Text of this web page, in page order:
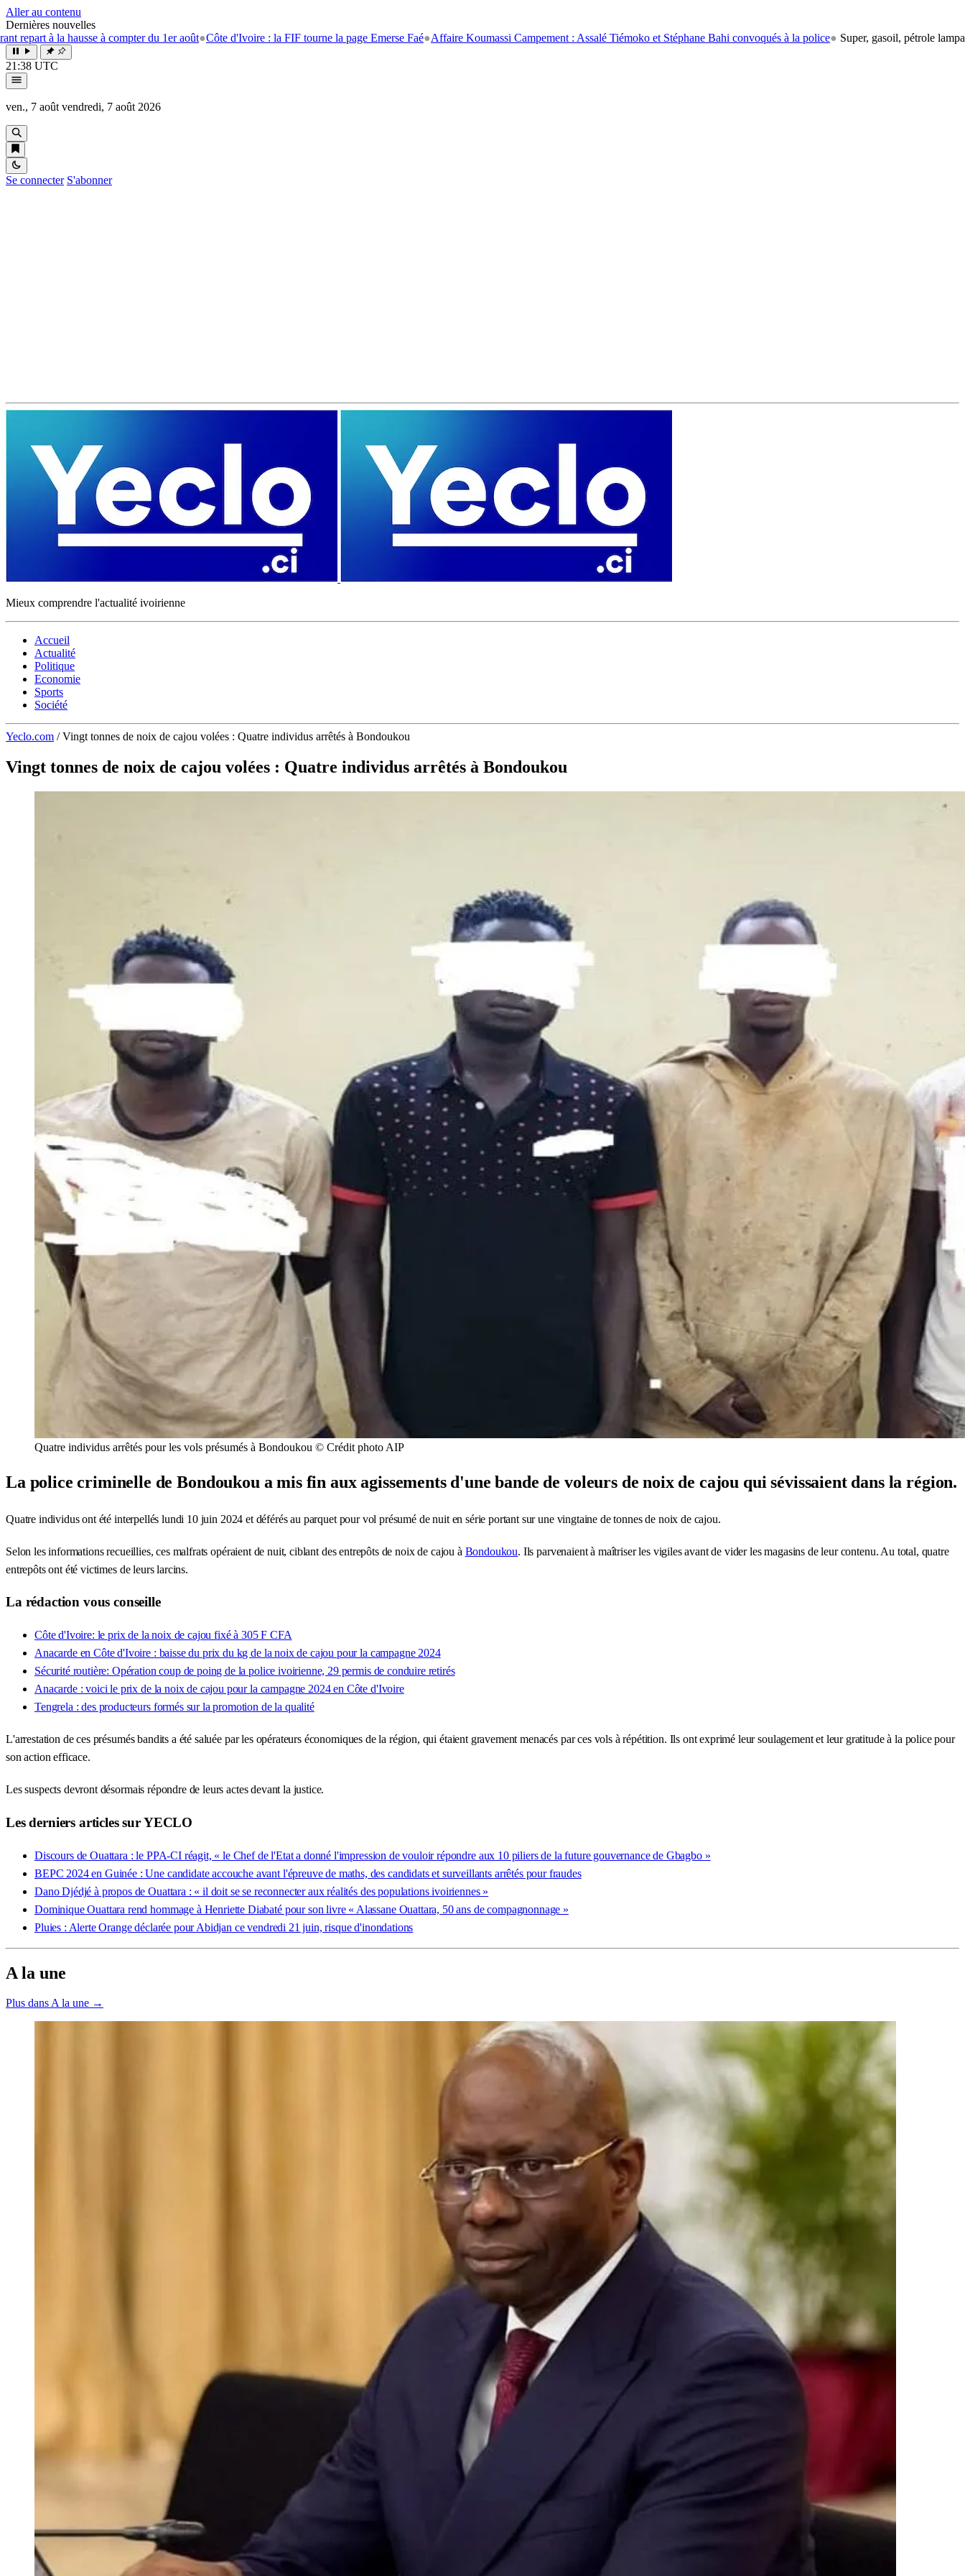
Aller au contenu
Dernières nouvelles
la hausse à compter du 1er août●Côte d'Ivoire : la FIF tourne la page Emerse Faé●Affaire Koumassi Campement : Assalé Tiémoko et Stéphane Bahi convoqués à la police● Super, gasoil, pétrole lampant: le
21:38 UTC
ven., 7 août vendredi, 7 août 2026
Se connecter S'abonner
Mieux comprendre l'actualité ivoirienne
Accueil
Actualité
Politique
Economie
Sports
Société
Yeclo.com / Vingt tonnes de noix de cajou volées : Quatre individus arrêtés à Bondoukou
Vingt tonnes de noix de cajou volées : Quatre individus arrêtés à Bondoukou
Quatre individus arrêtés pour les vols présumés à Bondoukou © Crédit photo AIP
La police criminelle de Bondoukou a mis fin aux agissements d'une bande de voleurs de noix de cajou qui sévissaient dans la région.
Quatre individus ont été interpellés lundi 10 juin 2024 et déférés au parquet pour vol présumé de nuit en série portant sur une vingtaine de tonnes de noix de cajou.
Selon les informations recueillies, ces malfrats opéraient de nuit, ciblant des entrepôts de noix de cajou à Bondoukou. Ils parvenaient à maîtriser les vigiles avant de vider les magasins de leur contenu. Au total, quatre
entrepôts ont été victimes de leurs larcins.
La rédaction vous conseille
Côte d'Ivoire: le prix de la noix de cajou fixé à 305 F CFA
Anacarde en Côte d'Ivoire : baisse du prix du kg de la noix de cajou pour la campagne 2024
Sécurité routière: Opération coup de poing de la police ivoirienne, 29 permis de conduire retirés
Anacarde : voici le prix de la noix de cajou pour la campagne 2024 en Côte d'Ivoire
Tengrela : des producteurs formés sur la promotion de la qualité
L'arrestation de ces présumés bandits a été saluée par les opérateurs économiques de la région, qui étaient gravement menacés par ces vols à répétition. Ils ont exprimé leur soulagement et leur gratitude à la police pour
son action efficace.
Les suspects devront désormais répondre de leurs actes devant la justice.
Les derniers articles sur YECLO
Discours de Ouattara : le PPA-CI réagit, « le Chef de l'Etat a donné l'impression de vouloir répondre aux 10 piliers de la future gouvernance de Gbagbo »
BEPC 2024 en Guinée : Une candidate accouche avant l'épreuve de maths, des candidats et surveillants arrêtés pour fraudes
Dano Djédjé à propos de Ouattara : « il doit se se reconnecter aux réalités des populations ivoiriennes »
Dominique Ouattara rend hommage à Henriette Diabaté pour son livre « Alassane Ouattara, 50 ans de compagnonnage »
Pluies : Alerte Orange déclarée pour Abidjan ce vendredi 21 juin, risque d'inondations
A la une
Plus dans A la une →